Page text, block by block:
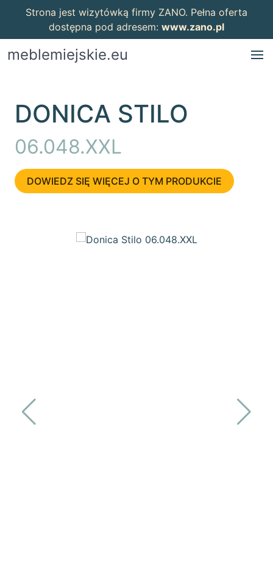
Strona jest wizytówką firmy ZANO. Pełna oferta
dostępna pod adresem: www.zano.pl
meblemiejskie.eu
DONICA STILO
06.048.XXL
DOWIEDZ SIĘ WIĘCEJ O TYM PRODUKCIE